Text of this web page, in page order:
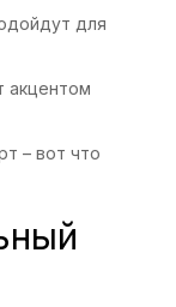
для
акцентом
– вот что